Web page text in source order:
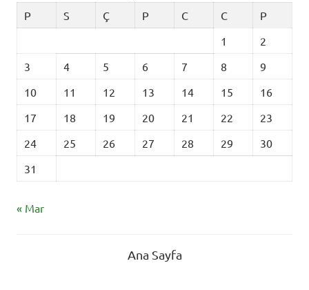
P
S Ç P C C
P
1
2
3
4 5 6 7 8
9
10
11 12 13 14 15
16
17
18 19 20 21 22
23
24
25 26 27 28 29
30
31
« Mar
Ana Sayfa